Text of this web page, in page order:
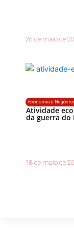
26 de maio de
Economia e
Atividade
da guerra do
18 de maio de